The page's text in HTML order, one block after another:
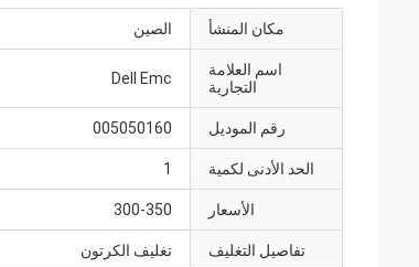
مكان المنشأ الصين
اسم العلامة
التجارية
Dell Emc
رقم الموديل 005050160
الحد الأدنى لكمية 1
الأسعار 300-350
تفاصيل التغليف تغليف الكرتون